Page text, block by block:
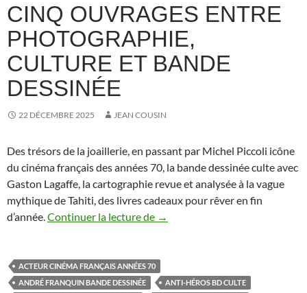
CINQ OUVRAGES ENTRE
PHOTOGRAPHIE,
CULTURE ET BANDE
DESSINÉE
22 DÉCEMBRE 2025 JEAN COUSIN
Des trésors de la joaillerie, en passant par Michel Piccoli icône
du cinéma français des années 70, la bande dessinée culte avec
Gaston Lagaffe, la cartographie revue et analysée à la vague
mythique de Tahiti, des livres cadeaux pour rêver en fin
d’année.Continuer la lecture de Cinq ouvrages entre
→
ACTEUR CINÉMA FRANÇAIS ANNÉES 70
ANDRÉ FRANQUIN BANDE DESSINÉE
ANTI-HÉROS BD CULTE